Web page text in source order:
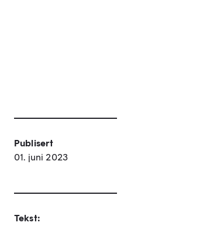
Publisert
01. juni 2023
Tekst: